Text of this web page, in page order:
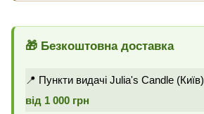
🎁 Безкоштовна доставка
📍 Пункти видачі Julia's Candle (Київ)
від 1 000 грн